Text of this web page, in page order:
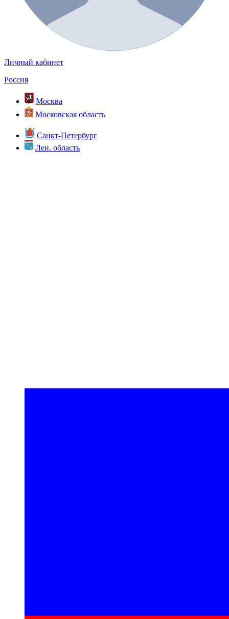
Личный кабинет
Россия
Москва
Московская область
Санкт-Петербург
Лен. область